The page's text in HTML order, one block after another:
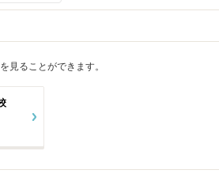
見ることができます。